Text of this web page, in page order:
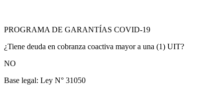
PROGRAMA DE GARANTÍAS COVID-19
¿Tiene deuda en cobranza coactiva mayor a una (1) UIT?
NO
Base legal: Ley N° 31050